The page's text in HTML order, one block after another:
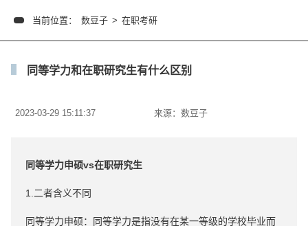
当前位置： 数豆子 > 在职考研
同等学力和在职研究生有什么区别
2023-03-29 15:11:37 来源： 数豆子
同等学力申硕vs在职研究生
1.二者含义不同
同等学力申硕：同等学力是指没有在某一等级的学校毕业而